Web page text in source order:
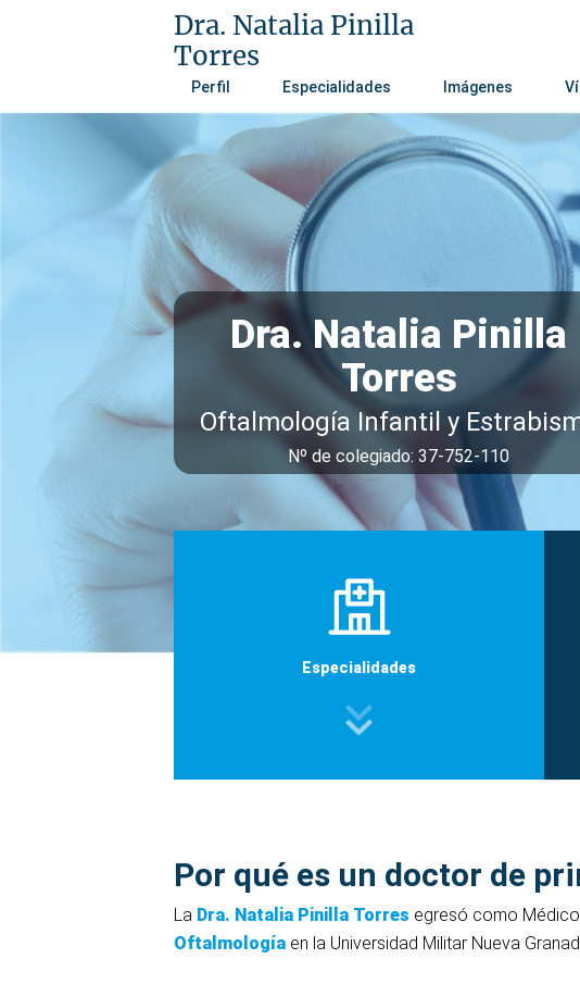
Dra. Natalia Pinilla
Torres
Perfil Especialidades Imágenes
Dra. Natalia Pinilla
Torres
Oftalmología Infantil y
Nº de colegiado: 37-752-110
Especialidades
Por qué es un doctor de
La Dra. Natalia Pinilla Torres egresó como Médico
Oftalmología en la Universidad Militar Nueva